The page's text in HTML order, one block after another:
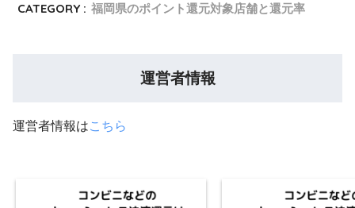
CATEGORY : 福岡県のポイント還元対象店舗と還元率
運営者情報
運営者情報はこちら